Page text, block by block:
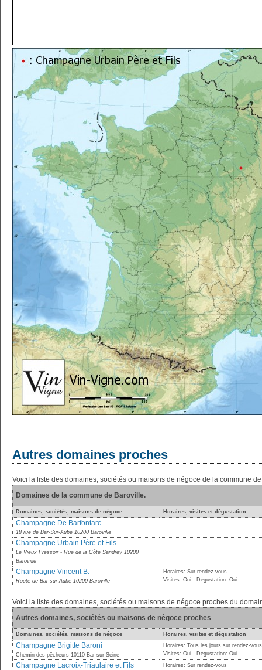
Autres domaines proches
Voici la liste des domaines, sociétés ou maisons de négoce de la commune
Domaines de la commune de Baroville.
Domaines, sociétés, maisons de négoce Horaires, visites et dégustation
Champagne De Barfontarc
18 rue de Bar-Sur-Aube 10200 Baroville
Champagne Urbain Père et Fils
Le Vieux Pressoir - Rue de la Côte Sandrey 10200
Baroville
Champagne Vincent B.
Route de Bar-sur-Aube 10200 Baroville
Horaires: Sur rendez-vous
Visites: Oui - Dégustation: Oui
Voici la liste des domaines, sociétés ou maisons de négoce proches du
Autres domaines, sociétés ou maisons de négoce proches
Domaines, sociétés, maisons de négoce Horaires, visites et dégustation
Champagne Brigitte Baroni
Chemin des pêcheurs 10110 Bar-sur-Seine
Horaires: Tous les jours sur rendez-vous
Visites: Oui - Dégustation: Oui
Champagne Lacroix-Triaulaire et Fils
Horaires: Sur rendez-vous